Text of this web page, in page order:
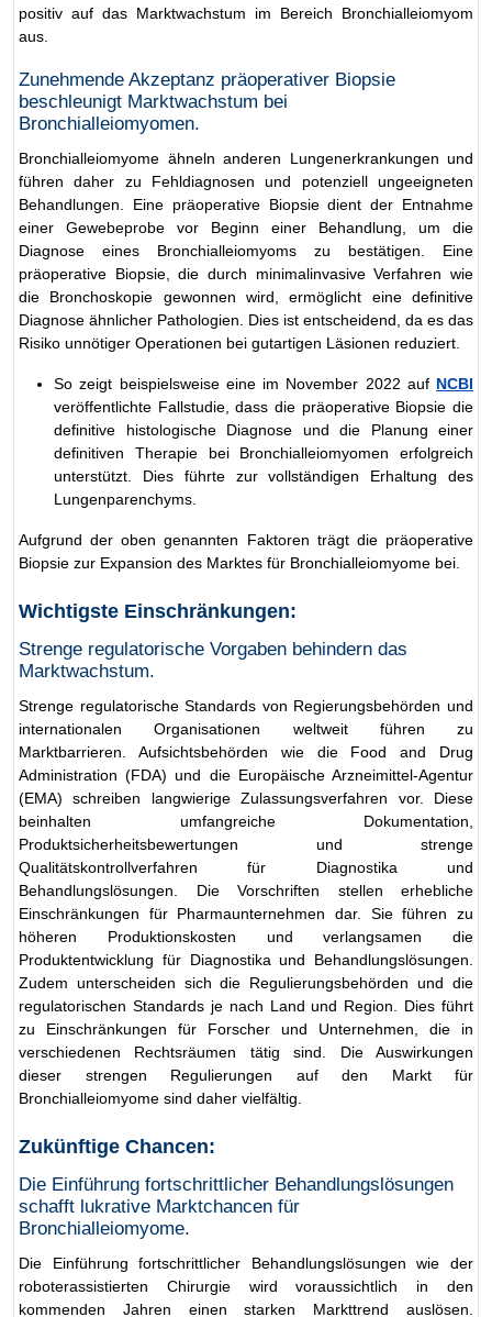
positiv auf das Marktwachstum im Bereich Bronchialleiomyom
aus.
Zunehmende Akzeptanz präoperativer Biopsie
beschleunigt Marktwachstum bei
Bronchialleiomyomen.
Bronchialleiomyome ähneln anderen Lungenerkrankungen und
führen daher zu Fehldiagnosen und potenziell ungeeigneten
Behandlungen. Eine präoperative Biopsie dient der Entnahme
einer Gewebeprobe vor Beginn einer Behandlung, um die
Diagnose eines Bronchialleiomyoms zu bestätigen. Eine
präoperative Biopsie, die durch minimalinvasive Verfahren wie
die Bronchoskopie gewonnen wird, ermöglicht eine definitive
Diagnose ähnlicher Pathologien. Dies ist entscheidend, da es das
Risiko unnötiger Operationen bei gutartigen Läsionen reduziert.
So zeigt beispielsweise eine im November 2022 auf NCBI
veröffentlichte Fallstudie, dass die präoperative Biopsie die
definitive histologische Diagnose und die Planung einer
definitiven Therapie bei Bronchialleiomyomen erfolgreich
unterstützt. Dies führte zur vollständigen Erhaltung des
Lungenparenchyms.
Aufgrund der oben genannten Faktoren trägt die präoperative
Biopsie zur Expansion des Marktes für Bronchialleiomyome bei.
Wichtigste Einschränkungen:
Strenge regulatorische Vorgaben behindern das
Marktwachstum.
Strenge regulatorische Standards von Regierungsbehörden und
internationalen Organisationen weltweit führen zu
Marktbarrieren. Aufsichtsbehörden wie die Food and Drug
Administration (FDA) und die Europäische Arzneimittel-Agentur
(EMA) schreiben langwierige Zulassungsverfahren vor. Diese
beinhalten umfangreiche Dokumentation,
Produktsicherheitsbewertungen und strenge
Qualitätskontrollverfahren für Diagnostika und
Behandlungslösungen. Die Vorschriften stellen erhebliche
Einschränkungen für Pharmaunternehmen dar. Sie führen zu
höheren Produktionskosten und verlangsamen die
Produktentwicklung für Diagnostika und Behandlungslösungen.
Zudem unterscheiden sich die Regulierungsbehörden und die
regulatorischen Standards je nach Land und Region. Dies führt
zu Einschränkungen für Forscher und Unternehmen, die in
verschiedenen Rechtsräumen tätig sind. Die Auswirkungen
dieser strengen Regulierungen auf den Markt für
Bronchialleiomyome sind daher vielfältig.
Zukünftige Chancen:
Die Einführung fortschrittlicher Behandlungslösungen
schafft lukrative Marktchancen für
Bronchialleiomyome.
Die Einführung fortschrittlicher Behandlungslösungen wie der
roboterassistierten Chirurgie wird voraussichtlich in den
kommenden Jahren einen starken Markttrend auslösen.